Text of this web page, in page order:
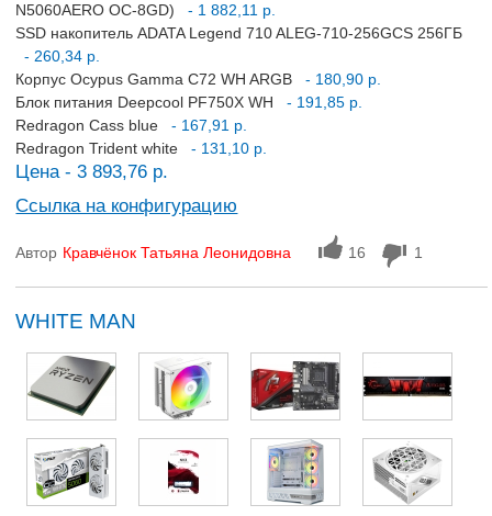
N5060AERO OC-8GD)
- 1 882,11 р.
SSD накопитель ADATA Legend 710 ALEG-710-256GCS 256ГБ
- 260,34 р.
Корпус Ocypus Gamma C72 WH ARGB
- 180,90 р.
Блок питания Deepcool PF750X WH
- 191,85 р.
Redragon Cass blue
- 167,91 р.
Redragon Trident white
- 131,10 р.
Цена - 3 893,76 р.
Ссылка на конфигурацию
Автор Кравчёнок Татьяна Леонидовна 16 1
WHITE MAN